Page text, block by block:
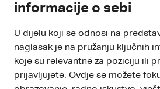
informacije o sebi
U dijelu koji se odnosi na
naglasak je na pružanju ključnih
koje su relevantne za poziciju ili
prijavljujete. Ovdje se možete